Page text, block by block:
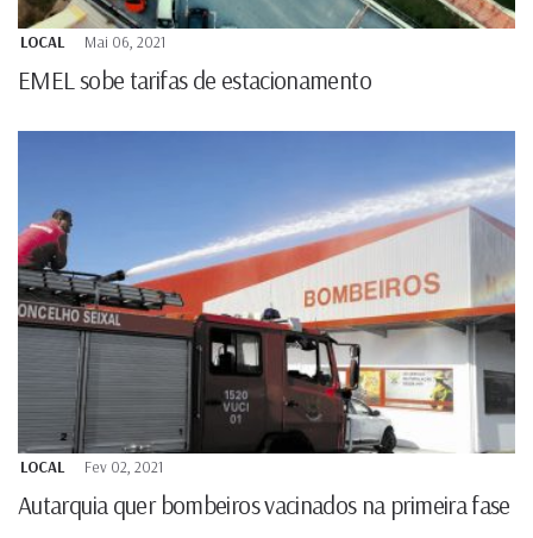
LOCAL Mai 06, 2021
EMEL sobe tarifas de estacionamento
LOCAL Fev 02, 2021
Autarquia quer bombeiros vacinados na primeira fase